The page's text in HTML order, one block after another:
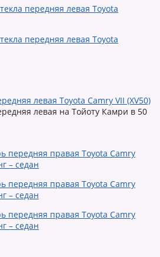
левая Toyota Camry VII (XV50)
левая на Тойоту Камри в 50